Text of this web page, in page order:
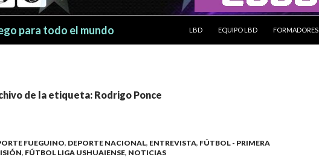
para todo el mundo
LBD
EQUIPO LBD
de la etiqueta: Rodrigo Ponce
FUEGUINO, DEPORTE NACIONAL, ENTREVISTA, FÚTBOL - PRIMERA
, FÚTBOL LIGA USHUAIENSE, NOTICIAS